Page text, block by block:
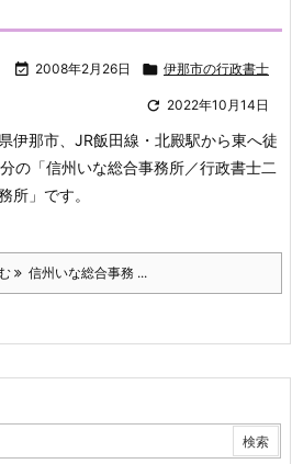
 2008年2月26日  伊那市の行政書士
 2022年10月14日
伊那市、JR飯田線・北殿駅から東へ徒
の「信州いな総合事務所／行政書士二
所」です。
信州いな総合事務 ...